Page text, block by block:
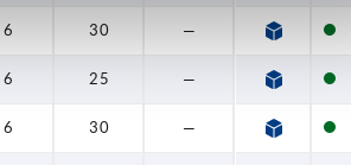
6 30 —
6 25 —
6 30 —